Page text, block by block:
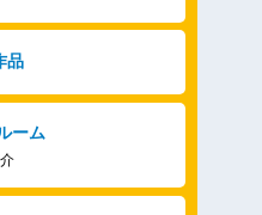
品
ーム